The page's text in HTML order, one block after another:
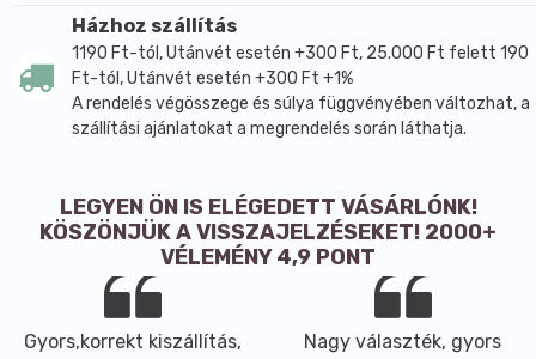
Burgonyapehely, dextróz (szőlőcukor).
Energia tartalom / 100g: 1452kJ/346 Kcal;
Szénhidrát: 77g/ amelybőlcukrok 3,36g; Fehérje: 4g;
Zsír: 1,6g amelyből telített zsírsavak: 0,24g.
Házhoz szállítás
1190 Ft-tól, Utánvét esetén +300 Ft, 25.000 Ft felett 190
Ft-tól, Utánvét esetén +300 Ft +1%
A rendelés végösszege és súlya függvényében változhat, a
szállítási ajánlatokat a megrendelés során láthatja.
LEGYEN ÖN IS ELÉGEDETT VÁSÁRLÓNK!
KÖSZÖNJÜK A VISSZAJELZÉSEKET! 2000+
VÉLEMÉNY 4,9 PONT
Gyors,korrekt kiszállítás,
Nagy választék, gyors